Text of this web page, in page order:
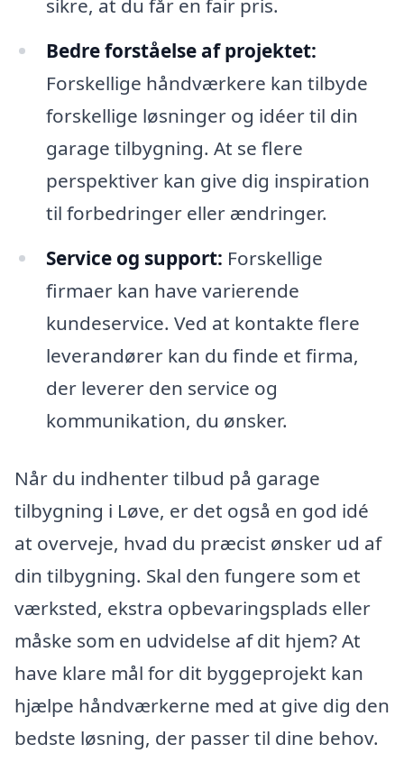
sikre, at du får en fair pris.
Bedre forståelse af projektet:
Forskellige håndværkere kan tilbyde
forskellige løsninger og idéer til din
garage tilbygning. At se flere
perspektiver kan give dig inspiration
til forbedringer eller ændringer.
Service og support: Forskellige
firmaer kan have varierende
kundeservice. Ved at kontakte flere
leverandører kan du finde et firma,
der leverer den service og
kommunikation, du ønsker.
Når du indhenter tilbud på garage
tilbygning i Løve, er det også en god idé
at overveje, hvad du præcist ønsker ud af
din tilbygning. Skal den fungere som et
værksted, ekstra opbevaringsplads eller
måske som en udvidelse af dit hjem? At
have klare mål for dit byggeprojekt kan
hjælpe håndværkerne med at give dig den
bedste løsning, der passer til dine behov.